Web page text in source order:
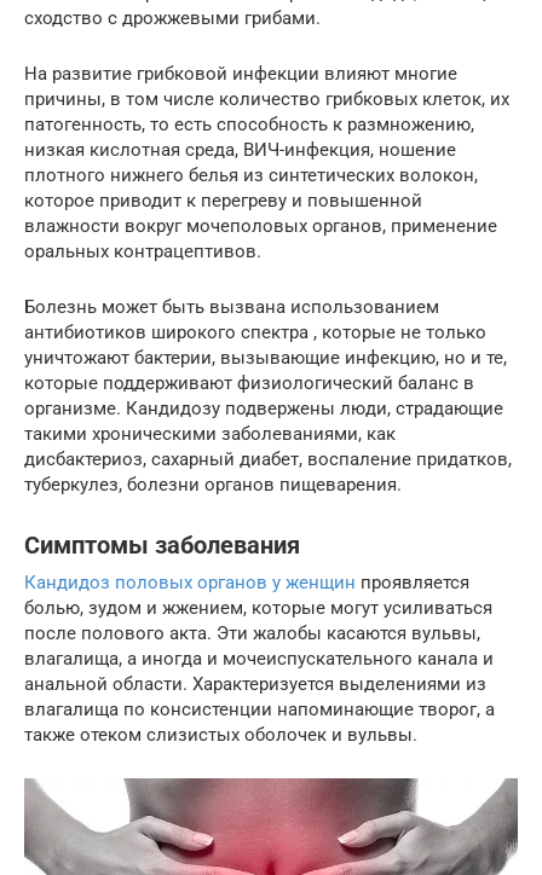
сходство с дрожжевыми грибами.
На развитие грибковой инфекции влияют многие
причины, в том числе количество грибковых клеток, их
патогенность, то есть способность к размножению,
низкая кислотная среда, ВИЧ-инфекция, ношение
плотного нижнего белья из синтетических волокон,
которое приводит к перегреву и повышенной
влажности вокруг мочеполовых органов, применение
оральных контрацептивов.
Болезнь может быть вызвана использованием
антибиотиков широкого спектра , которые не только
уничтожают бактерии, вызывающие инфекцию, но и те,
которые поддерживают физиологический баланс в
организме. Кандидозу подвержены люди, страдающие
такими хроническими заболеваниями, как
дисбактериоз, сахарный диабет, воспаление придатков,
туберкулез, болезни органов пищеварения.
Симптомы заболевания
Кандидоз половых органов у женщин проявляется
болью, зудом и жжением, которые могут усиливаться
после полового акта. Эти жалобы касаются вульвы,
влагалища, а иногда и мочеиспускательного канала и
анальной области. Характеризуется выделениями из
влагалища по консистенции напоминающие творог, а
также отеком слизистых оболочек и вульвы.